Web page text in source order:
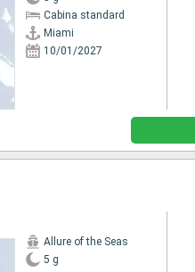
Cabina standard
Miami
10/01/2027
Allure of the Seas
5 g